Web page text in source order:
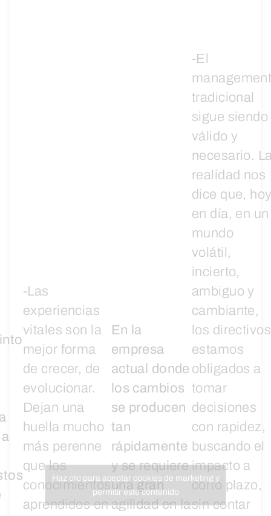
-Las
experiencias
vitales son la
mejor forma
de crecer, de
evolucionar.
Dejan una
huella mucho
más perenne
que los
conocimientos
aprendidos en
En la
empresa
actual donde
los cambios
se producen
tan
rápidamente
y se requiere
una gran
agilidad en la
-El
tradicional
sigue siendo
válido y
necesario.
realidad nos
dice que,
en día, en un
mundo
volátil,
incierto,
ambiguo y
cambiante,
los directivos
estamos
obligados a
tomar
decisiones
con rapidez,
buscando el
impacto a
corto plazo,
sin contar
Haz clic para aceptar cookies de marketing y
permitir este contenido